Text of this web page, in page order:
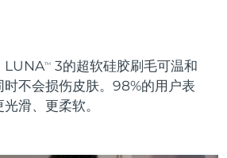
LUNATM
3的超软硅胶刷毛可温和
时不会损伤皮肤。98%的用户表
滑、更柔软。
预计送达日期8/16/26